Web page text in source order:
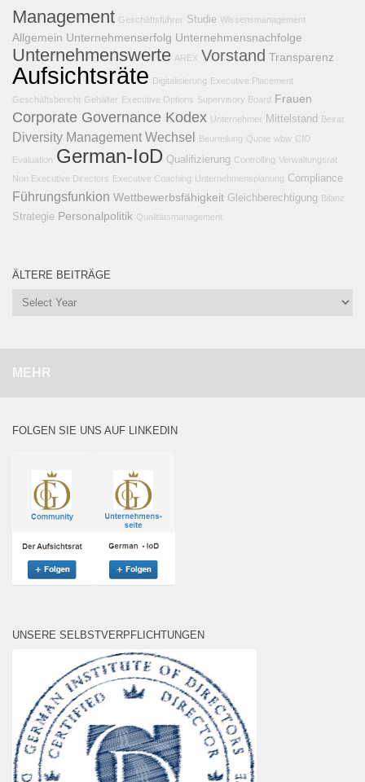
Management Geschäftsführer Studie Wissensmanagement
Allgemein Unternehmenserfolg Unternehmensnachfolge
Unternehmenswerte AREX Vorstand Transparenz
Aufsichtsräte Digitalisierung Executive Placement
Geschäftsbericht Gehälter Executive Options Supervisory Board Frauen
Corporate Governance Kodex Unternehmer Mittelstand Beirat
Diversity Management Wechsel Beurteilung Quote wbw CIO
Evaluation German-IoD Qualifizierung Controlling Verwaltungsrat
Non Executive Directors Executive Coaching Unternehmensplanung Compliance
Führungsfunkion Wettbewerbsfähigkeit Gleichberechtigung Bilanz
Strategie Personalpolitik Qualitätsmanagement
ÄLTERE BEITRÄGE
MEHR
FOLGEN SIE UNS AUF LINKEDIN
UNSERE SELBSTVERPFLICHTUNGEN